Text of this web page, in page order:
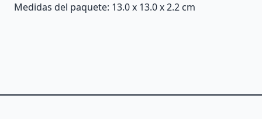
Medidas del paquete: 13.0 x 13.0 x 2.2 cm